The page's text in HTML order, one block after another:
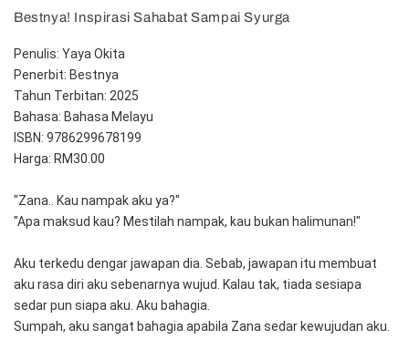
Bestnya! Inspirasi Sahabat Sampai Syurga
Penulis: Yaya Okita
Penerbit: Bestnya
Tahun Terbitan: 2025
Bahasa: Bahasa Melayu
ISBN: 9786299678199
Harga: RM30.00
"Zana.. Kau nampak aku ya?"
"Apa maksud kau? Mestilah nampak, kau bukan halimunan!"
Aku terkedu dengar jawapan dia. Sebab, jawapan itu membuat
aku rasa diri aku sebenarnya wujud. Kalau tak, tiada sesiapa
sedar pun siapa aku. Aku bahagia.
Sumpah, aku sangat bahagia apabila Zana sedar kewujudan aku.